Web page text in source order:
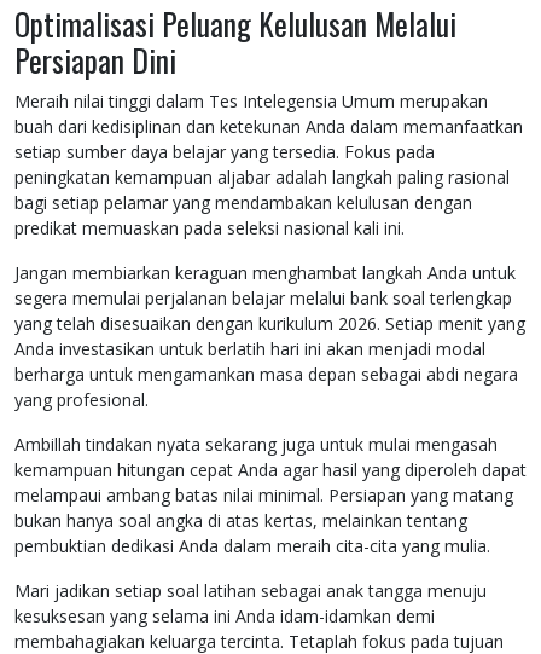
Optimalisasi Peluang Kelulusan Melalui
Persiapan Dini
Meraih nilai tinggi dalam Tes Intelegensia Umum merupakan
buah dari kedisiplinan dan ketekunan Anda dalam memanfaatkan
setiap sumber daya belajar yang tersedia. Fokus pada
peningkatan kemampuan aljabar adalah langkah paling rasional
bagi setiap pelamar yang mendambakan kelulusan dengan
predikat memuaskan pada seleksi nasional kali ini.
Jangan membiarkan keraguan menghambat langkah Anda untuk
segera memulai perjalanan belajar melalui bank soal terlengkap
yang telah disesuaikan dengan kurikulum 2026. Setiap menit yang
Anda investasikan untuk berlatih hari ini akan menjadi modal
berharga untuk mengamankan masa depan sebagai abdi negara
yang profesional.
Ambillah tindakan nyata sekarang juga untuk mulai mengasah
kemampuan hitungan cepat Anda agar hasil yang diperoleh dapat
melampaui ambang batas nilai minimal. Persiapan yang matang
bukan hanya soal angka di atas kertas, melainkan tentang
pembuktian dedikasi Anda dalam meraih cita-cita yang mulia.
Mari jadikan setiap soal latihan sebagai anak tangga menuju
kesuksesan yang selama ini Anda idam-idamkan demi
membahagiakan keluarga tercinta. Tetaplah fokus pada tujuan